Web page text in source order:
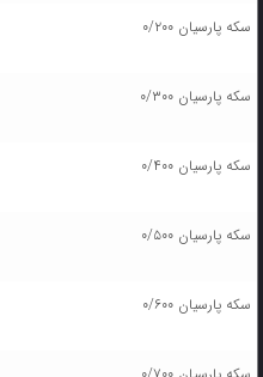
سکه پارسیان ۰/۲۰۰
سکه پارسیان ۰/۳۰۰
سکه پارسیان ۰/۴۰۰
سکه پارسیان ۰/۵۰۰
سکه پارسیان ۰/۶۰۰